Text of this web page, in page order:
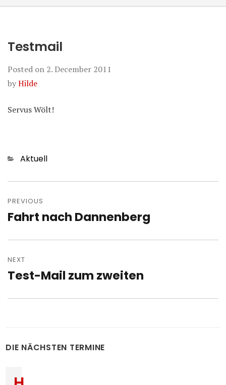
Testmail
Posted on 2. December 2011
byHilde
Servus Wölt!
Categories
Aktuell
navigation
PREVIOUS
Previous
Fahrt nach Dannenberg
NEXT
Next
Test-Mail zum zweiten
DIE NÄCHSTEN TERMINE